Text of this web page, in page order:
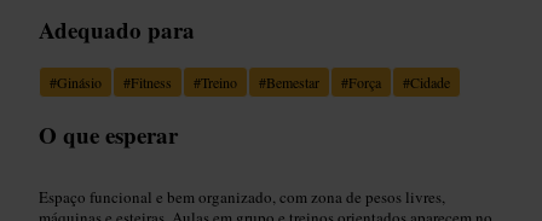
Adequado para
#Ginásio #Fitness #Treino #Bemestar #Força #Cidade
O que esperar
Espaço funcional e bem organizado, com zona de pesos livres,